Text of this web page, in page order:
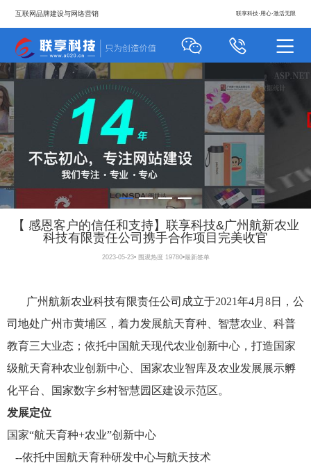
互联网品牌建设与网络营销 联享科技·用心·激活无限
【 感恩客户的信任和支持】联享科技&广州航新农业
科技有限责任公司携手合作项目完美收官
2023-05-23• 围观热度 19780•最新签单
广州航新农业科技有限责任公司成立于2021年4月8日，公
司地处广州市黄埔区，着力发展航天育种、智慧农业、科普
教育三大业态；依托中国航天现代农业创新中心，打造国家
级航天育种农业创新中心、国家农业智库及农业发展展示孵
化平台、国家数字乡村智慧园区建设示范区。
发展定位
国家“航天育种+农业”创新中心
--依托中国航天育种研发中心与航天技术